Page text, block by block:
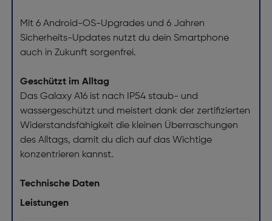
Mit 6 Android-OS-Upgrades und 6 Jahren
Sicherheits-Updates nutzt du dein Smartphone
auch in Zukunft sorgenfrei.
Geschützt im Alltag
Das Galaxy A16 ist nach IP54 staub- und
wassergeschützt und meistert dank der zertifizierten
Widerstandsfähigkeit die kleinen Überraschungen
des Alltags, damit du dich auf das Wichtige
konzentrieren kannst.
Technische Daten
Leistungen